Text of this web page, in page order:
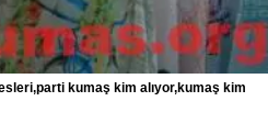
kumaş kim alıyor,kumaş kim